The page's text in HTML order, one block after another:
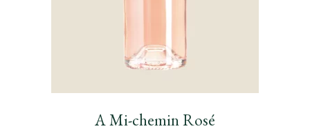
A Mi-chemin Rosé